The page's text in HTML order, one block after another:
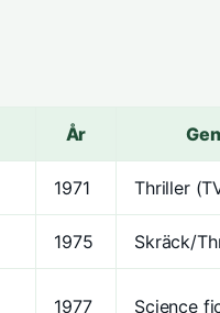
År
1971 Thriller
1975 Skräck/
1977 Science